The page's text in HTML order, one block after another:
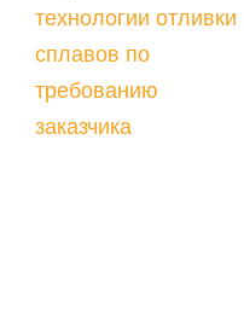
технологии отливки
сплавов по
требованию
заказчика